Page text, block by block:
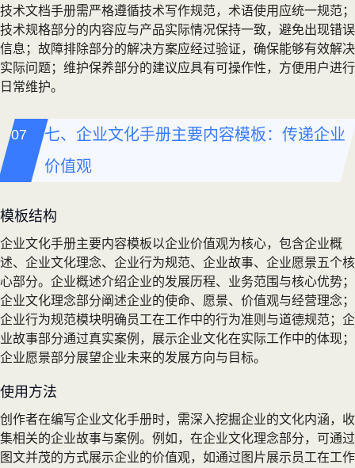
技术文档手册需严格遵循技术写作规范，术语使用应统一规范；
技术规格部分的内容应与产品实际情况保持一致，避免出现错误
信息；故障排除部分的解决方案应经过验证，确保能够有效解决
实际问题；维护保养部分的建议应具有可操作性，方便用户进行
日常维护。
七、企业文化手册主要内容模板：传递企业
价值观
模板结构
企业文化手册主要内容模板以企业价值观为核心，包含企业概
述、企业文化理念、企业行为规范、企业故事、企业愿景五个核
心部分。企业概述介绍企业的发展历程、业务范围与核心优势；
企业文化理念部分阐述企业的使命、愿景、价值观与经营理念；
企业行为规范模块明确员工在工作中的行为准则与道德规范；企
业故事部分通过真实案例，展示企业文化在实际工作中的体现；
企业愿景部分展望企业未来的发展方向与目标。
使用方法
创作者在编写企业文化手册时，需深入挖掘企业的文化内涵，收
集相关的企业故事与案例。例如，在企业文化理念部分，可通过
图文并茂的方式展示企业的价值观，如通过图片展示员工在工作